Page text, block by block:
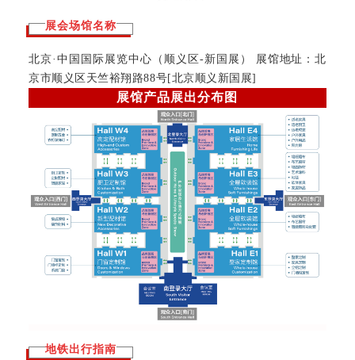
资料下载
集团展会
展会场馆名称
北京· 中国国际展览中心（顺义区-新国展） 展馆地址：北
京市顺义区天竺裕翔路88号[北京顺义新国展]
展馆产品展出分布图
地铁出行指南